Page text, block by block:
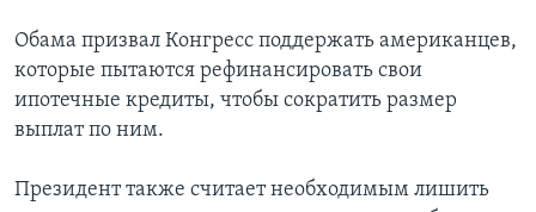
Обама призвал Конгресс поддержать американцев,
которые пытаются рефинансировать свои
ипотечные кредиты, чтобы сократить размер
выплат по ним.
Президент также считает необходимым лишить